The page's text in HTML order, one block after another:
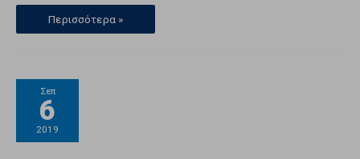
Περισσότερα »
Σεπ
6
2019